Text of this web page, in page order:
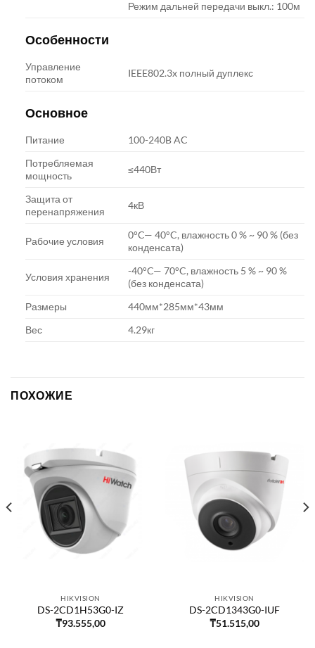
Режим дальней передачи выкл.: 100м
Особенности
Управление
потоком
IEEE802.3x полный дуплекс
Основное
Питание
100-240B AC
Потребляемая
мощность
≤440Вт
Защита от
перенапряжения
4кВ
Рабочие условия
0°C— 40°C, влажность 0 % ~ 90 % (без
конденсата)
Условия хранения
-40°C— 70°C, влажность 5 % ~ 90 %
(без конденсата)
Размеры
440мм*285мм*43мм
Вес
4.29кг
ПОХОЖИЕ
HIKVISION
DS-2CD1H53G0-IZ
₸93.555,00
HIKVISION
DS-2CD1343G0-IUF
₸51.515,00